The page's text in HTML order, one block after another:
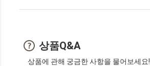
상품Q&A
상품에 관해 궁금한 사항을 물어보세요!